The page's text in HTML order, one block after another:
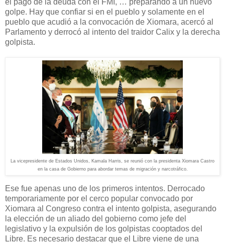
el pago de la deuda con el FMI, … preparando a un nuevo
golpe. Hay que confiar si en el pueblo y solamente en el
pueblo que acudió a la convocación de Xiomara, acercó al
Parlamento y derrocó al intento del traidor Calix y la derecha
golpista.
La vicepresidente de Estados Unidos, Kamala Harris, se reunió con la presidenta Xiomara Castro
en la casa de Gobierno para abordar temas de migración y narcotráfico.
Ese fue apenas uno de los primeros intentos. Derrocado
temporariamente por el cerco popular convocado por
Xiomara al Congreso contra el intento golpista, asegurando
la elección de un aliado del gobierno como jefe del
legislativo y la expulsión de los golpistas cooptados del
Libre. Es necesario destacar que el Libre viene de una